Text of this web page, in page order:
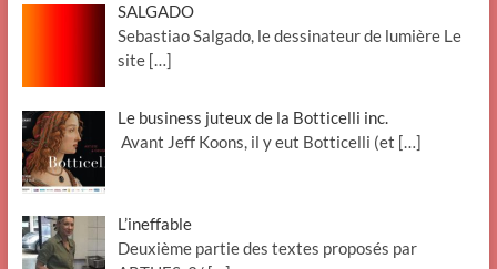
SALGADO
Sebastiao Salgado, le dessinateur de lumière Le
site […]
Le business juteux de la Botticelli inc.
Avant Jeff Koons, il y eut Botticelli (et […]
L’ineffable
Deuxième partie des textes proposés par